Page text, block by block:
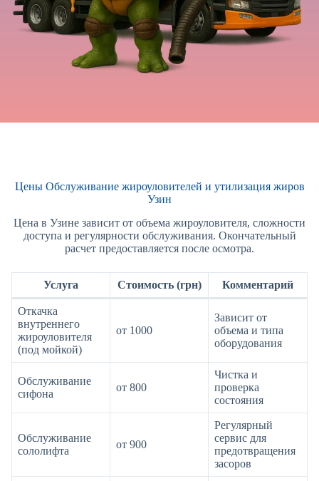
Цены Обслуживание жироуловителей и утилизация жиров
Узин
Цена в Узине зависит от объема жироуловителя, сложности
доступа и регулярности обслуживания. Окончательный
расчет предоставляется после осмотра.
Услуга Стоимость (грн) Комментарий
Откачка
внутреннего
жироуловителя
(под мойкой)
от 1000
Зависит от
объема и типа
оборудования
Обслуживание
сифона
от 800
Чистка и
проверка
состояния
Обслуживание
сололифта
от 900
Регулярный
сервис для
предотвращения
засоров